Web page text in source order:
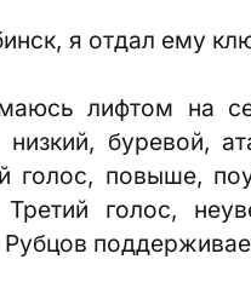
я отдал ему
лифтом на
буревой,
голос, повыше,
голос,